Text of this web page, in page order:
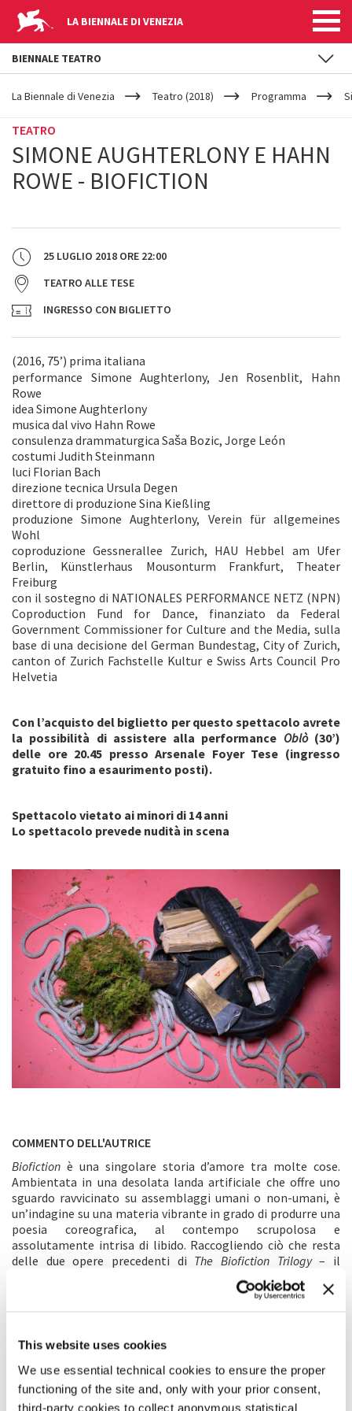
This website uses cookies
We use essential technical cookies to ensure the proper
functioning of the site and, only with your prior consent,
third-party cookies to collect anonymous statistical
LA BIENNALE DI VENEZIA
YOUR
ARE
La Biennale di Venezia Teatro (2018) Programma
TEATRO
SIMONE AUGHTERLONY E HAHN
ROWE - BIOFICTION
25 LUGLIO 2018 ORE 22:00
TEATRO ALLE TESE
INGRESSO CON BIGLIETTO
(2016, 75’) prima italiana
performance Simone Aughterlony, Jen Rosenblit, Hahn
Rowe
idea Simone Aughterlony
musica dal vivo Hahn Rowe
consulenza drammaturgica Saša Bozic, Jorge León
costumi Judith Steinmann
luci Florian Bach
direzione tecnica Ursula Degen
direttore di produzione Sina Kießling
produzione Simone Aughterlony, Verein für allgemeines
Wohl
coproduzione Gessnerallee Zurich, HAU Hebbel am Ufer
Berlin, Künstlerhaus Mousonturm Frankfurt, Theater
Freiburg
con il sostegno di NATIONALES PERFORMANCE NETZ (NPN)
Coproduction Fund for Dance, finanziato da Federal
Government Commissioner for Culture and the Media, sulla
base di una decisione del German Bundestag, City of Zurich,
canton of Zurich Fachstelle Kultur e Swiss Arts Council Pro
Helvetia
Con l’acquisto del biglietto per questo spettacolo avrete
la possibilità di assistere alla performance Oblò(30’)
delle ore 20.45 presso Arsenale Foyer Tese (ingresso
gratuito fino a esaurimento posti).
Spettacolo vietato ai minori di 14 anni
Lo spettacolo prevede nudità in scena
COMMENTO DELL'AUTRICE
Biofiction è una singolare storia d’amore tra molte cose.
Ambientata in una desolata landa artificiale che offre uno
sguardo ravvicinato su assemblaggi umani o non-umani, è
un’indagine su una materia vibrante in grado di produrre una
poesia coreografica, al contempo scrupolosa e
assolutamente intrisa di libido. Raccogliendo ciò che resta
delle due opere precedenti di The Biofiction Trilogy– il
segnaposto di carne rosa shocking, il legno e gli utensili
artigianali, la corda che serpeggia, il groviglio naturale e
agiscono senza seguire una precisa gerarchia ontologica. Ciò
che può essere normalmente considerato uno stimolo
scarso o insufficiente è qui fonte di attrazione per tutte le
sue intrinseche e sensuali qualità, in una prospettiva dove si
coltiva un amore irrazionale per la materia. Il rapporto
BIENNALE TEATRO